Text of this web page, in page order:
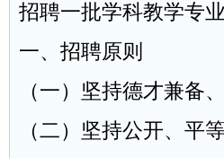
招聘一批学科教学专
一、招聘原则
（一）坚持德才兼备
（二）坚持公开、平